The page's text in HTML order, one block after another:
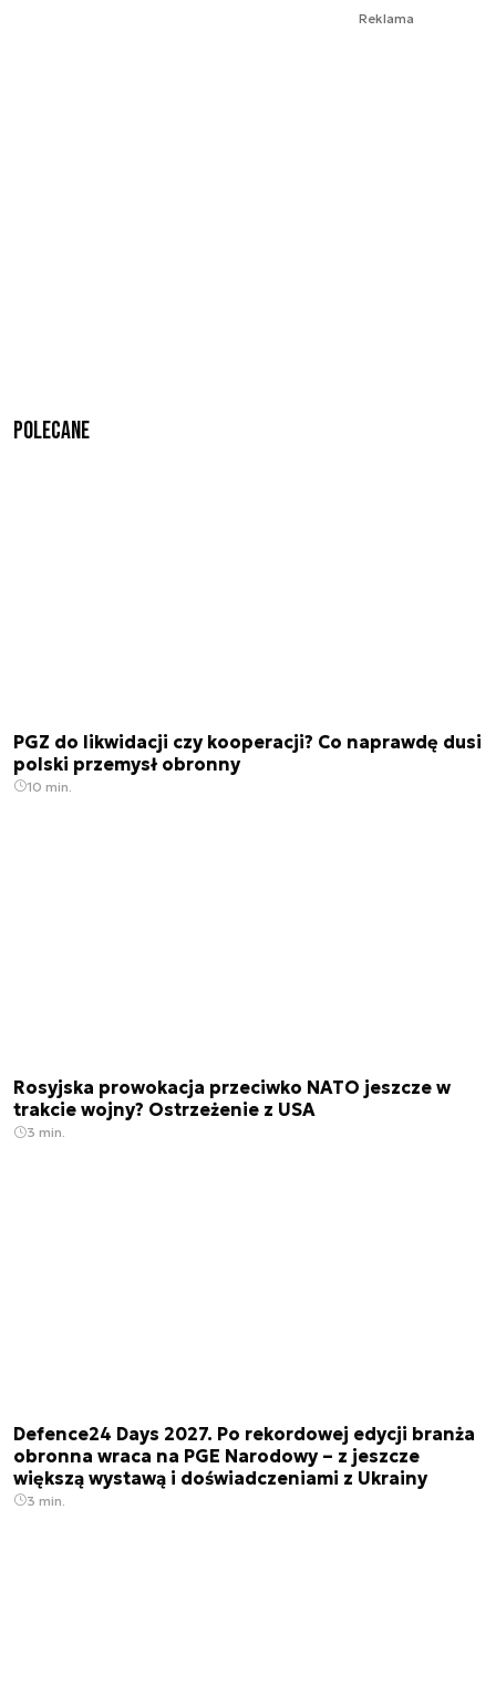
Reklama
Polecane
PGZ do likwidacji czy kooperacji? Co naprawdę dusi
polski przemysł obronny
10 min.
Rosyjska prowokacja przeciwko NATO jeszcze w
trakcie wojny? Ostrzeżenie z USA
3 min.
Defence24 Days 2027. Po rekordowej edycji branża
obronna wraca na PGE Narodowy – z jeszcze
większą wystawą i doświadczeniami z Ukrainy
3 min.